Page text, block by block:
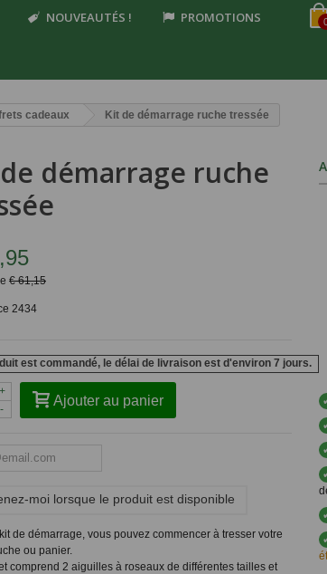
NOUVEAUTÉS ! PROMOTIONS
cadeaux Kit de démarrage ruche tressée
démarrage ruche
€ 61,15
2434
est commandé, le délai de livraison est d'environ 7 jours.
-
+
Ajouter au panier
moi lorsque le produit est disponible
de démarrage, vous pouvez commencer à tresser votre
ou panier.
comprend 2 aiguilles à roseaux de différentes tailles et